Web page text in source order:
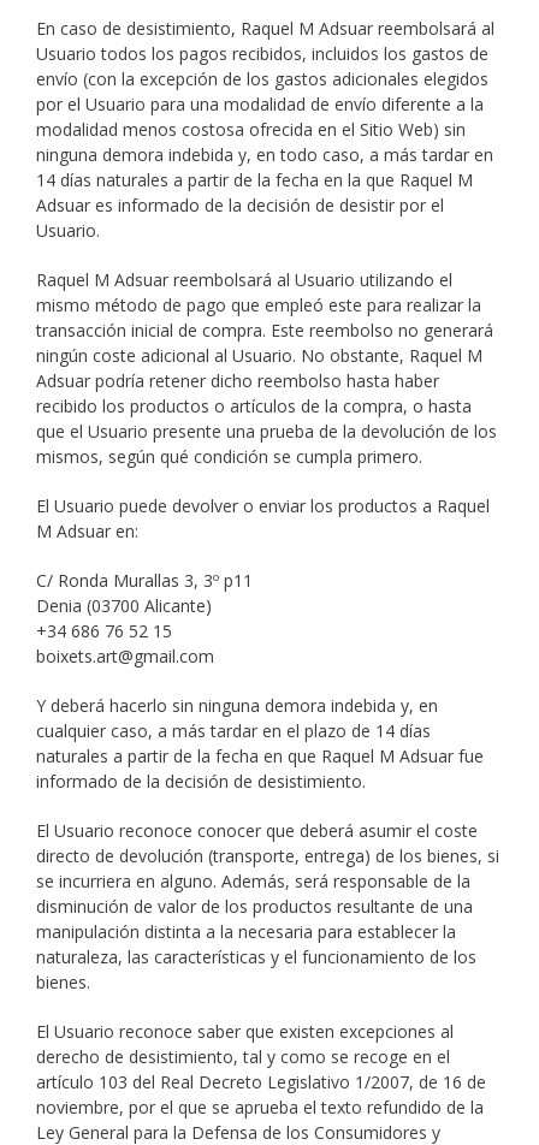
En caso de desistimiento, Raquel M Adsuar reembolsará al
Usuario todos los pagos recibidos, incluidos los gastos de
envío (con la excepción de los gastos adicionales elegidos
por el Usuario para una modalidad de envío diferente a la
modalidad menos costosa ofrecida en el Sitio Web) sin
ninguna demora indebida y, en todo caso, a más tardar en
14 días naturales a partir de la fecha en la que Raquel M
Adsuar es informado de la decisión de desistir por el
Usuario.
Raquel M Adsuar reembolsará al Usuario utilizando el
mismo método de pago que empleó este para realizar la
transacción inicial de compra. Este reembolso no generará
ningún coste adicional al Usuario. No obstante, Raquel M
Adsuar podría retener dicho reembolso hasta haber
recibido los productos o artículos de la compra, o hasta
que el Usuario presente una prueba de la devolución de los
mismos, según qué condición se cumpla primero.
El Usuario puede devolver o enviar los productos a Raquel
M Adsuar en:
C/ Ronda Murallas 3, 3º p11
Denia (03700 Alicante)
+34 686 76 52 15
boixets.art@gmail.com
Y deberá hacerlo sin ninguna demora indebida y, en
cualquier caso, a más tardar en el plazo de 14 días
naturales a partir de la fecha en que Raquel M Adsuar fue
informado de la decisión de desistimiento.
El Usuario reconoce conocer que deberá asumir el coste
directo de devolución (transporte, entrega) de los bienes, si
se incurriera en alguno. Además, será responsable de la
disminución de valor de los productos resultante de una
manipulación distinta a la necesaria para establecer la
naturaleza, las características y el funcionamiento de los
bienes.
El Usuario reconoce saber que existen excepciones al
derecho de desistimiento, tal y como se recoge en el
artículo 103 del Real Decreto Legislativo 1/2007, de 16 de
noviembre, por el que se aprueba el texto refundido de la
Ley General para la Defensa de los Consumidores y